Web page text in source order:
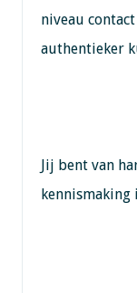
niveau
authentieker
Jij bent van
kennismaking